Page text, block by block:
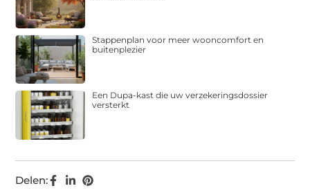
Delen:
Stappenplan voor meer wooncomfort en
buitenplezier
Een Dupa-kast die uw verzekeringsdossier
versterkt